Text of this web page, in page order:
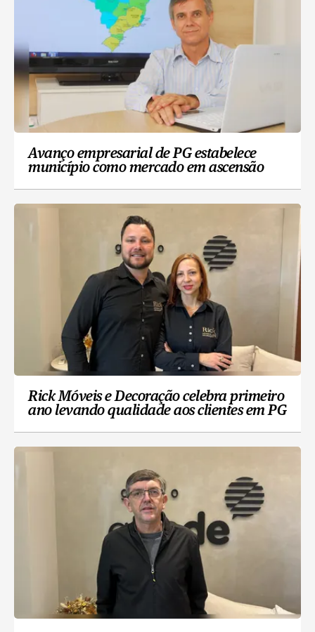
Avanço empresarial de PG estabelece
município como mercado em ascensão
Rick Móveis e Decoração celebra primeiro
ano levando qualidade aos clientes em PG